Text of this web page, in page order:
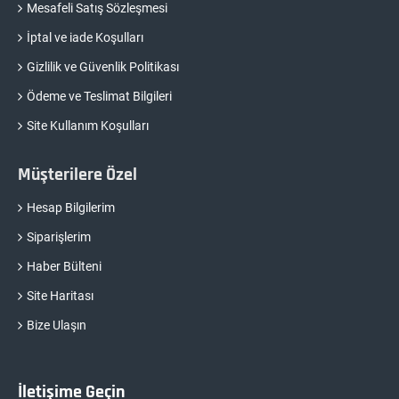
Mesafeli Satış Sözleşmesi
İptal ve iade Koşulları
Gizlilik ve Güvenlik Politikası
Ödeme ve Teslimat Bilgileri
Site Kullanım Koşulları
Müşterilere Özel
Hesap Bilgilerim
Siparişlerim
Haber Bülteni
Site Haritası
Bize Ulaşın
İletişime Geçin